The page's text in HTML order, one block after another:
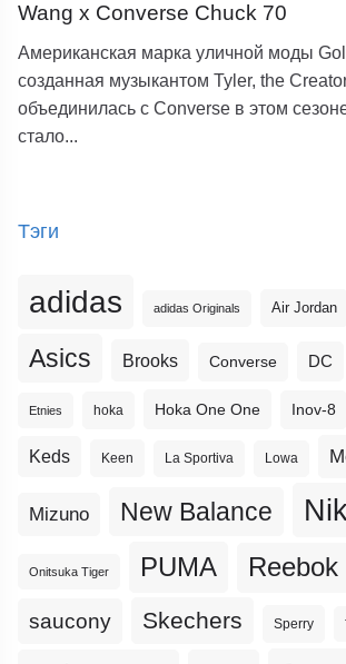
Wang x Converse Chuck 70
Американская марка уличной моды
созданная музыкантом Tyler, the
объединилась с Converse в этом
стало...
Тэги
adidas adidas Originals Air Jordan
Asics Brooks Converse DC
Etnies hoka Hoka One One Inov-8
Keds Keen La Sportiva Lowa
Mizuno New Balance
Onitsuka Tiger PUMA Reebok
saucony Skechers Sperry